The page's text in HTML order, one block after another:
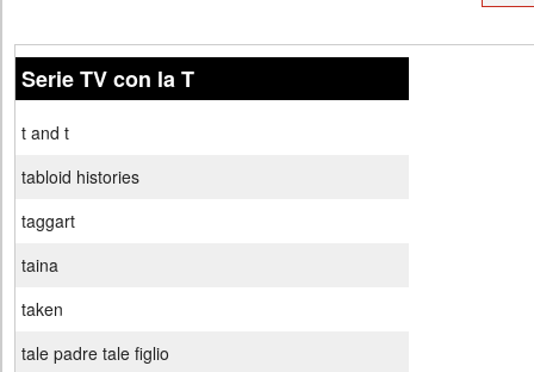
Serie TV con la T
t and t
tabloid histories
taggart
taina
taken
tale padre tale figlio